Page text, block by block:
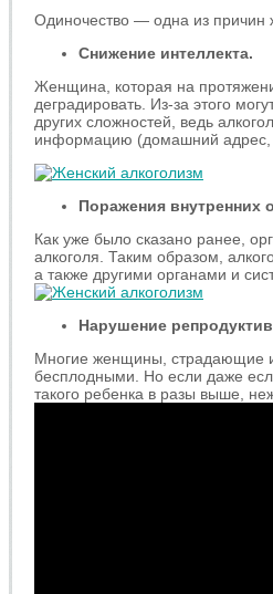
Одиночество — одна из причин
Снижение интеллекта.
Женщина, которая на
деградировать. Из-за этого
других сложностей, ведь
информацию (домашний адрес,
Поражения внутренних
Как уже было сказано ранее,
алкоголя. Таким образом,
а также другими органами и
Нарушение
Многие женщины, страдающие
бесплодными. Но если даже
такого ребенка в разы выше,